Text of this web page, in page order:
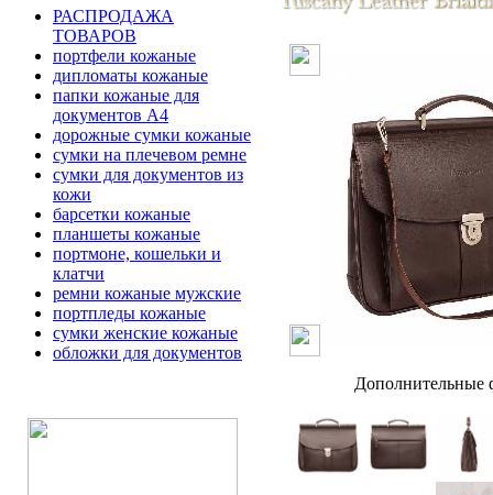
РАСПРОДАЖА
ТОВАРОВ
портфели кожаные
дипломаты кожаные
папки кожаные для
документов А4
дорожные сумки кожаные
сумки на плечевом ремне
сумки для документов из
кожи
барсетки кожаные
планшеты кожаные
портмоне, кошельки и
клатчи
ремни кожаные мужские
портпледы кожаные
сумки женские кожаные
обложки для документов
Дополнительные